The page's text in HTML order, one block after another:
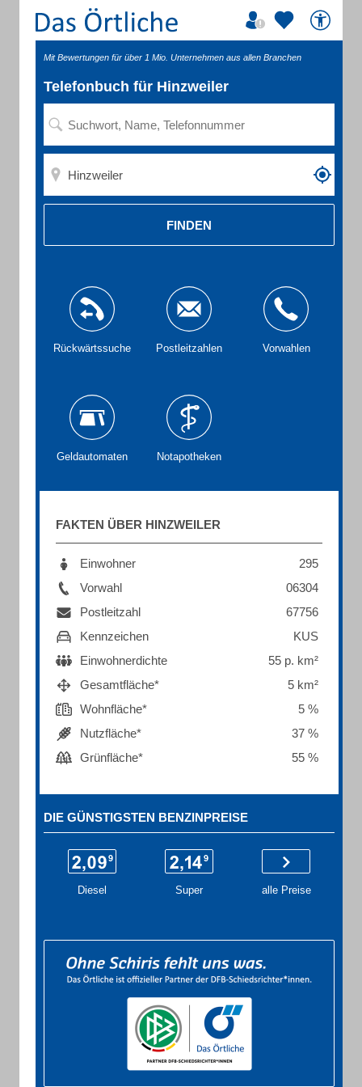
Mit Bewertungen für über 1 Mio. Unternehmen aus allen Branchen
Telefonbuch für Hinzweiler
FINDEN
Rückwärtssuche Postleitzahlen Vorwahlen
Geldautomaten Notapotheken
FAKTEN ÜBER HINZWEILER
Einwohner
295
Vorwahl
06304
Postleitzahl
67756
Kennzeichen
KUS
Einwohnerdichte
55 p. km²
Gesamtfläche*
5 km²
Wohnfläche*
5 %
Nutzfläche*
37 %
Grünfläche*
55 %
DIE GÜNSTIGSTEN BENZINPREISE
Diesel Super alle Preise